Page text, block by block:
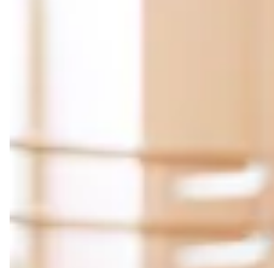
Rückbildungs­<wbr/
<wbr/>boden und
Wann sollte man mit der
Rückbildungsgymnastik